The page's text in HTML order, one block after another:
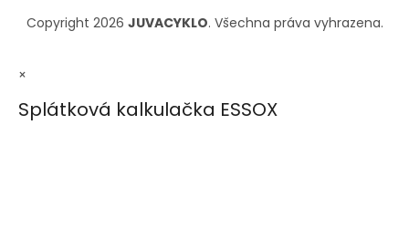
Copyright 2026 JUVACYKLO. Všechna práva vyhrazena.
×
Splátková kalkulačka ESSOX